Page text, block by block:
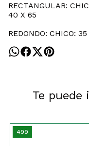
RECTANGULAR:
40 X 65
REDONDO: CHICO:
Te
499